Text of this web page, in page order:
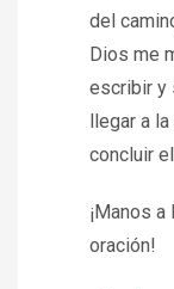
del
Dios me
escribir y
llegar a
concluir
¡Manos
oración!